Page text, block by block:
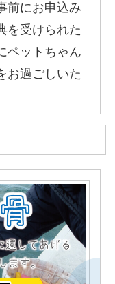
前にお申込み
を受けられた
ペットちゃん
お過ごしいた